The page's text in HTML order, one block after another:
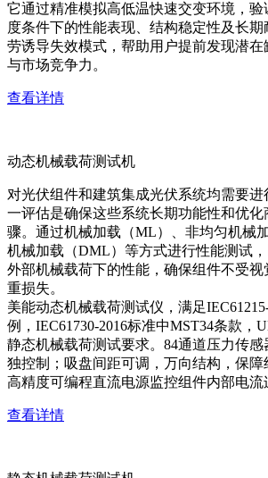
它通过精准模拟高低温快速交变环境，
度条件下的性能表现、结构稳定性及长
劳诱导失效模式，帮助用户提前发现潜
与市场竞争力。
查看详情
动态机械载荷测试机
对光伏组件和建筑集成光伏系统均需要
一评估是确保这些系统长期功能性和优
骤。通过机械加载（ML）、非均匀机械
机械加载（DML）等方式进行性能测试
外部机械载荷下的性能，确保组件不受
重损失。
美能动态机械载荷测试仪，满足
例，IEC61730-2016标准中MST34条款，
静态机械载荷测试要求。84通道压力传
独控制；吸盘间距可调，万向结构，保障
高精度可编程直流电源监控组件内部电流
查看详情